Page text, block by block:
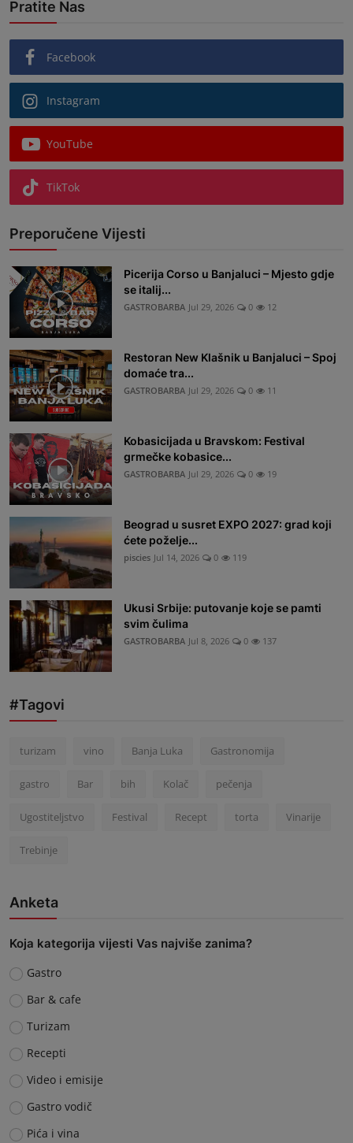
Pratite Nas
Facebook
Instagram
YouTube
TikTok
Preporučene Vijesti
Picerija Corso u Banjaluci – Mjesto gdje
se italij...
GASTROBARBA Jul 29, 2026 0 12
Restoran New Klašnik u Banjaluci – Spoj
domaće tra...
GASTROBARBA Jul 29, 2026 0 11
Kobasicijada u Bravskom: Festival
grmečke kobasice...
GASTROBARBA Jul 29, 2026 0 19
Beograd u susret EXPO 2027: grad koji
ćete poželje...
piscies Jul 14, 2026 0 119
Ukusi Srbije: putovanje koje se pamti
svim čulima
GASTROBARBA Jul 8, 2026 0 137
#Tagovi
turizam vino Banja Luka Gastronomija
gastro Bar bih Kolač pečenja
Ugostiteljstvo Festival Recept torta Vinarije
Trebinje
Anketa
Koja kategorija vijesti Vas najviše zanima?
Gastro
Bar & cafe
Turizam
Recepti
Video i emisije
Gastro vodič
Pića i vina